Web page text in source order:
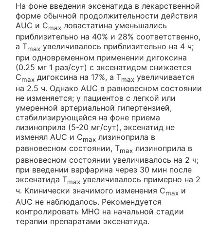
На фоне введения эксенатида в лекарственной
форме обычной продолжительности действия
AUC и Сmax ловастатина уменьшались
приблизительно на 40% и 28% соответственно,
а Тmax увеличивалось приблизительно на 4 ч;
при одновременном применении дигоксина
(0.25 мг 1 раз/сут) с эксенатидом снижается
Сmax дигоксина на 17%, а Тmax увеличивается
на 2.5 ч. Однако AUC в равновесном состоянии
не изменяется; у пациентов с легкой или
умеренной артериальной гипертензией,
стабилизирующейся на фоне приема
лизиноприла (5-20 мг/сут), эксенатид не
изменял AUC и Сmax лизиноприла в
равновесном состоянии, Тmax лизиноприла в
равновесном состоянии увеличивалось на 2 ч;
при введении варфарина через 30 мин после
эксенатида Тmax увеличивалось примерно на 2
ч. Клинически значимого изменения Сmax и
AUC не наблюдалось. Рекомендуется
контролировать МНО на начальной стадии
терапии препаратами эксенатида.